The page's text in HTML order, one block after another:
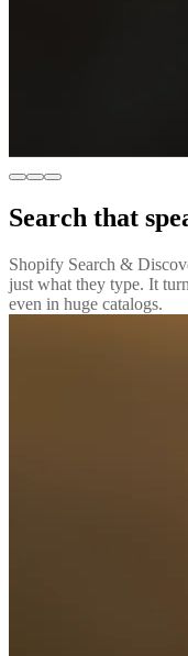
Search that
Shopify Search &
just what they type. It
even in huge catalogs.